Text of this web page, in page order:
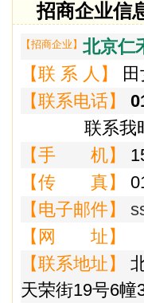
招商企业信
【招商企业】 北京仁
【联 系 人】
【联系电话】
联系我
【手 机】
【传 真】
【电子邮件】
【网 址】
【联系地址】
天荣街19号6幢